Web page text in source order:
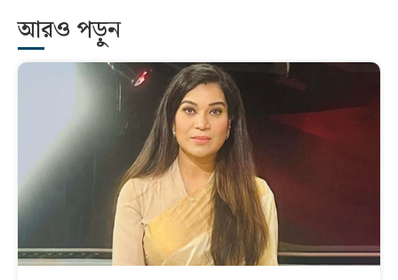
আরও পড়ুন